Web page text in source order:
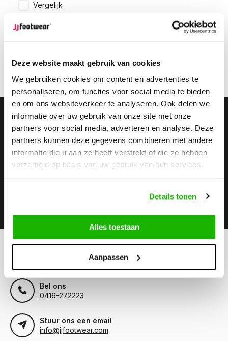
Deze website maakt gebruik van cookies
We gebruiken cookies om content en advertenties te
personaliseren, om functies voor social media te bieden
en om ons websiteverkeer te analyseren. Ook delen we
informatie over uw gebruik van onze site met onze
partners voor social media, adverteren en analyse. Deze
partners kunnen deze gegevens combineren met andere
informatie die u aan ze heeft verstrekt of die ze hebben
verzameld op basis van uw gebruik van hun services.
Details tonen
Alles toestaan
Aanpassen
Vergelijk
Pagina 1 van 1
Stay up to date
Abonneer je op onze nieuwsbrief om op de hoogte te
blijven.
Kunnen we helpen?
Klantenservice:
Bel ons
0416-272223
Stuur ons een email
info@jjfootwear.com